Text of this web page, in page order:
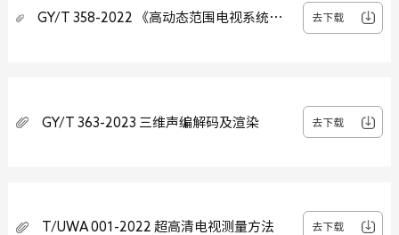
GY/T 358-2022 《高动态范围电视系统显
去下载
GY/T 363-2023 三维声编解码及渲染 去下载
T/UWA 001-2022 超高清电视测量方法 去下载